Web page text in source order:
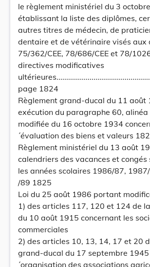
le règlement ministériel du 3
établissant la liste des diplômes,
autres titres de médecin, de
dentaire et de vétérinaire visés aux
75/362/CEE, 78/686/CEE et 78/
directives modificatives
page 1824
Règlement grand-ducal du 11
exécution du paragraphe 60, alinéa
modifiée du 16 octobre 1934
´évaluation des biens et valeurs
Règlement ministériel du 13 août
calendriers des vacances et congés
les années scolaires 1986/87,
/89 1825
Loi du 25 août 1986 portant
1) des articles 117, 120 et 124 de
du 10 août 1915 concernant les
commerciales
2) des articles 10, 13, 14, 17 et 20
grand-ducal du 17 septembre 1945
´organisation des associations